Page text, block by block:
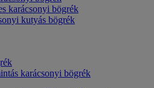
karácsonyi bögrék
kutyás bögrék
karácsonyi bögrék